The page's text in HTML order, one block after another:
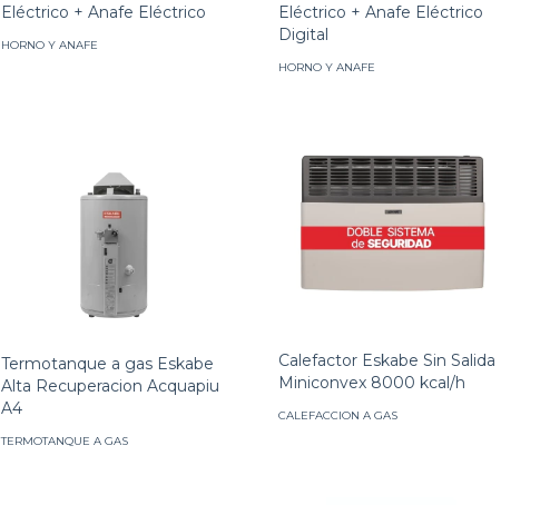
Eléctrico + Anafe Eléctrico
HORNO Y ANAFE
Eléctrico + Anafe Eléctrico
Digital
HORNO Y ANAFE
Termotanque a gas Eskabe
Alta Recuperacion Acquapiu
A4
TERMOTANQUE A GAS
Calefactor Eskabe Sin Salida
Miniconvex 8000 kcal/h
CALEFACCION A GAS